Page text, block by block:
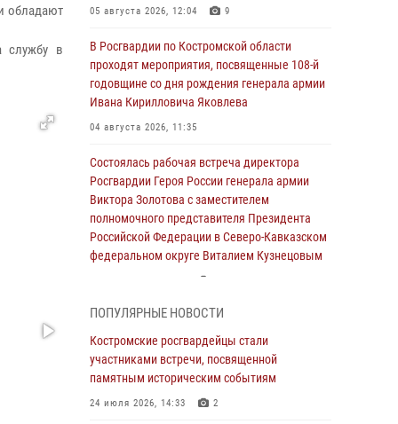
обладают
службу в
05 августа 2026, 12:04 9
В Росгвардии по Костромской области
проходят мероприятия, посвященные 108-й
годовщине со дня рождения генерала армии
Ивана Кирилловича Яковлева
04 августа 2026, 11:35
Состоялась рабочая встреча директора
Росгвардии Героя России генерала армии
Виктора Золотова с заместителем
полномочного представителя Президента
Российской Федерации в Северо-Кавказском
федеральном округе Виталием Кузнецовым
Росгвардейцы знакомят костромичей со
службой в ведомстве
31 июля 2026, 06:48 1
Костромские дошкольники стали
ПОПУЛЯРНЫЕ НОВОСТИ
Костромские росгвардейцы стали
участниками встречи, посвященной
памятным историческим событиям
24 июля 2026, 14:33 2